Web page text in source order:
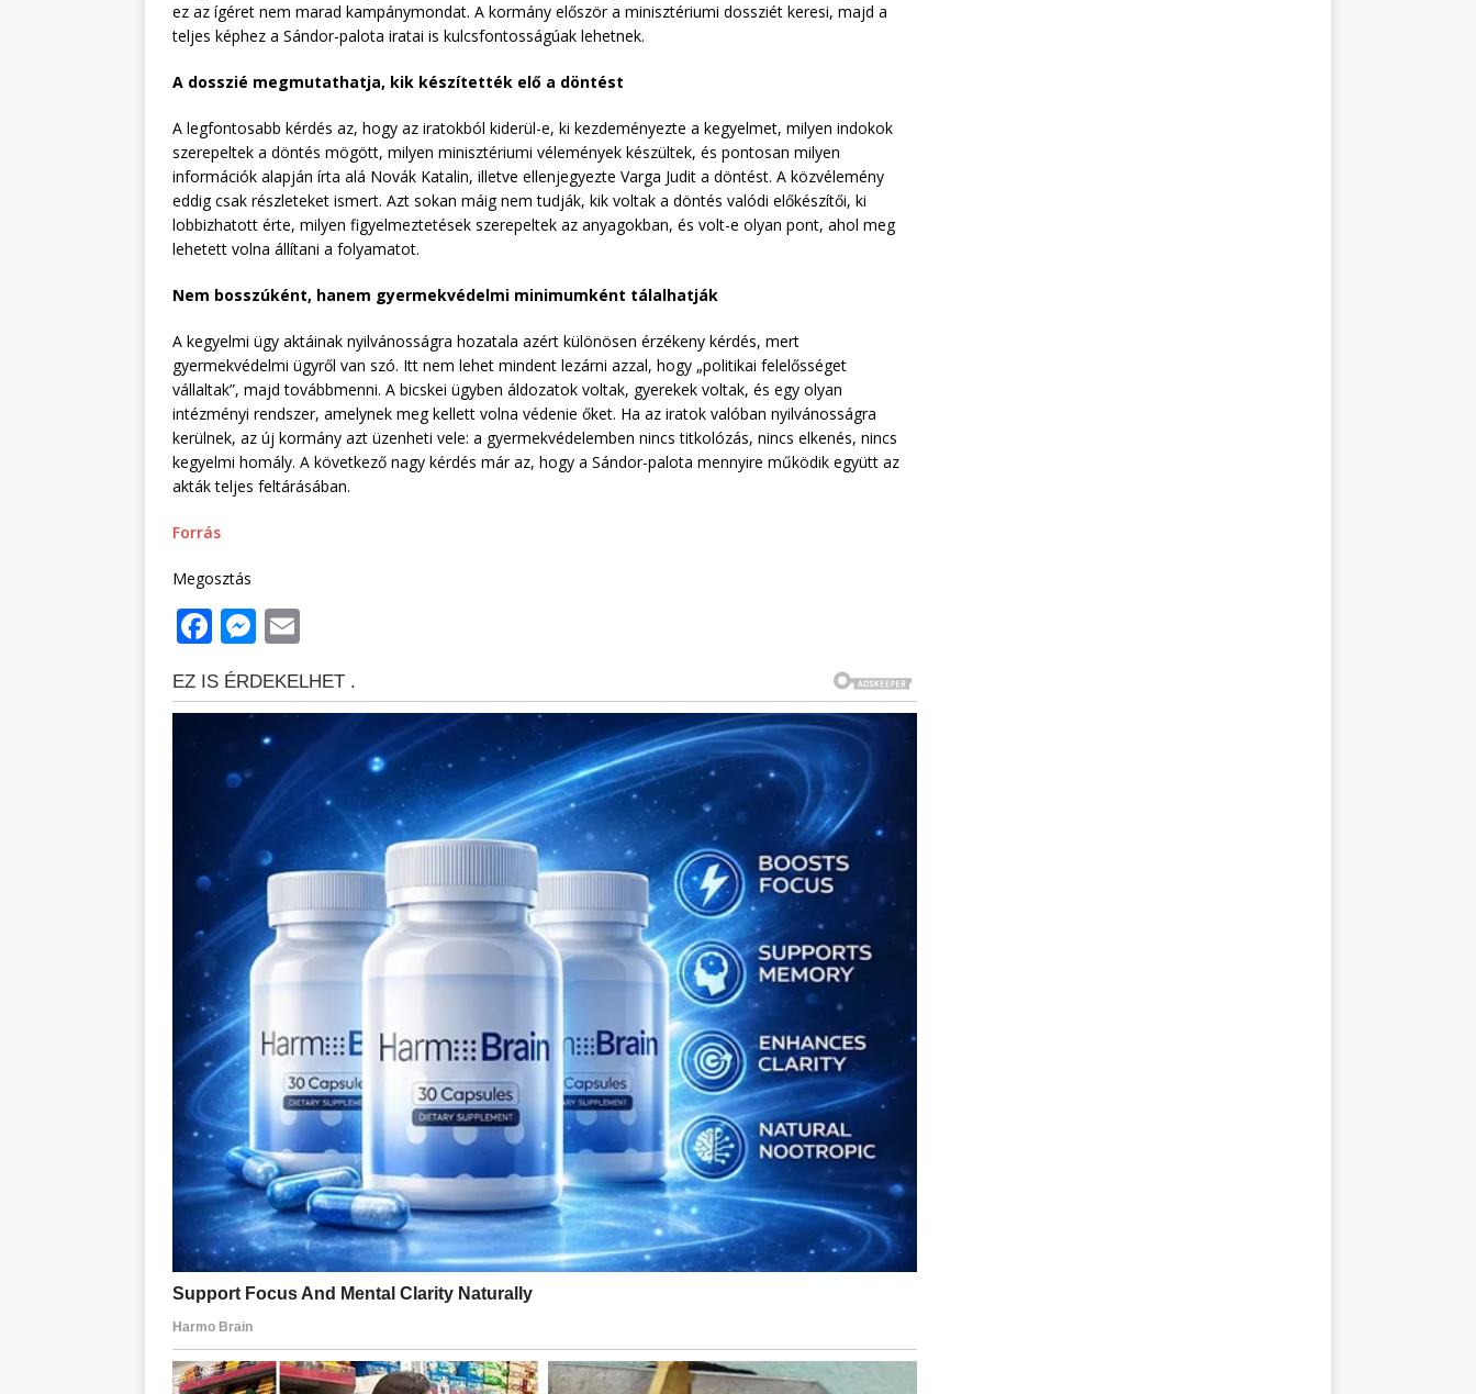
ez az ígéret nem marad kampánymondat. A kormány először a minisztériumi dossziét keresi, majd a
teljes képhez a Sándor-palota iratai is kulcsfontosságúak lehetnek.
A dosszié megmutathatja, kik készítették elő a döntést
A legfontosabb kérdés az, hogy az iratokból kiderül-e, ki kezdeményezte a kegyelmet, milyen indokok
szerepeltek a döntés mögött, milyen minisztériumi vélemények készültek, és pontosan milyen
információk alapján írta alá Novák Katalin, illetve ellenjegyezte Varga Judit a döntést. A közvélemény
eddig csak részleteket ismert. Azt sokan máig nem tudják, kik voltak a döntés valódi előkészítői, ki
lobbizhatott érte, milyen figyelmeztetések szerepeltek az anyagokban, és volt-e olyan pont, ahol meg
lehetett volna állítani a folyamatot.
Nem bosszúként, hanem gyermekvédelmi minimumként tálalhatják
A kegyelmi ügy aktáinak nyilvánosságra hozatala azért különösen érzékeny kérdés, mert
gyermekvédelmi ügyről van szó. Itt nem lehet mindent lezárni azzal, hogy „politikai felelősséget
vállaltak”, majd továbbmenni. A bicskei ügyben áldozatok voltak, gyerekek voltak, és egy olyan
intézményi rendszer, amelynek meg kellett volna védenie őket. Ha az iratok valóban nyilvánosságra
kerülnek, az új kormány azt üzenheti vele: a gyermekvédelemben nincs titkolózás, nincs elkenés, nincs
kegyelmi homály. A következő nagy kérdés már az, hogy a Sándor-palota mennyire működik együtt az
akták teljes feltárásában.
Forrás
Megosztás
F
a
c
b
o
o
k
M
ss
e
g
r
ai
l